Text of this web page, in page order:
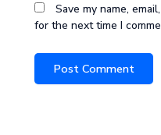
Save my name,
for the next time I